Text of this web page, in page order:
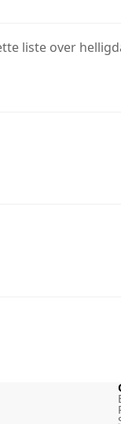
liste over